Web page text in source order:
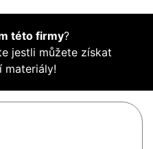
této firmy?
jestli můžete získat
materiály!